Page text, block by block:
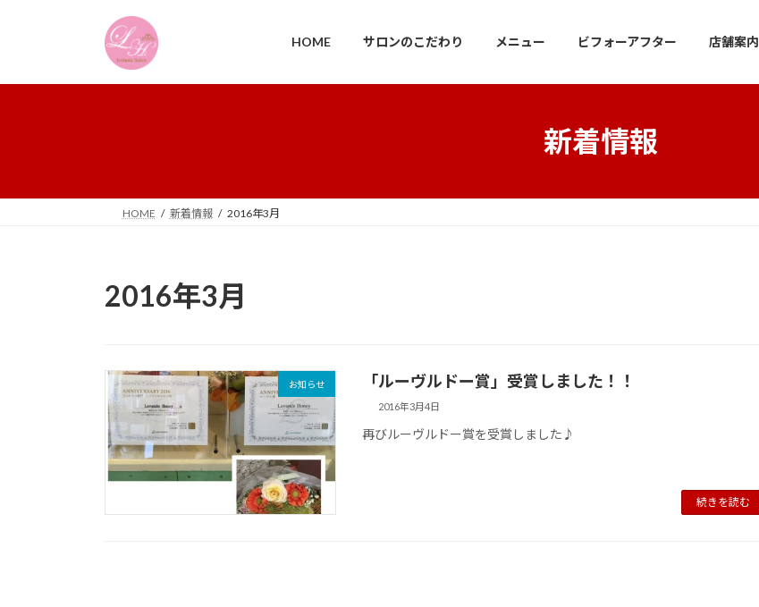
プ
動
HOME サロンのこだわり メニュー ビフォーアフター 店舗案内
新着情報
HOME 新着情報 2016年3月
2016年3月
お知らせ 「ルーヴルドー賞」受賞しました！！
2016年3月4日
再びルーヴルドー賞を受賞しました♪
続きを読む